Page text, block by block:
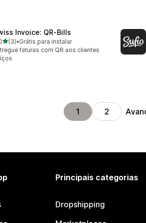
Invoice: QR‑Bills
de 5 estrelas
(3) ao todo
•Grátis para instalar
faturas com QR aos clientes
1 2
Principais categorias
Dropshipping